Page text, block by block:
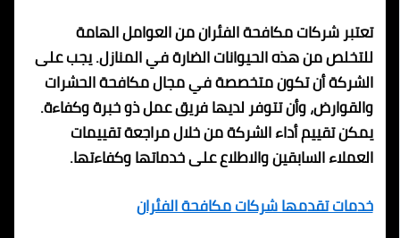
تعتبر شركات مكافحة الفئران من العوامل الهامة
للتخلص من هذه الحيوانات الضارة في المنازل. يجب على
الشركة أن تكون متخصصة في مجال مكافحة الحشرات
والقوارض، وأن تتوفر لديها فريق عمل ذو خبرة وكفاءة.
يمكن تقييم أداء الشركة من خلال مراجعة تقييمات
العملاء السابقين والاطلاع على خدماتها وكفاءتها.
خدمات تقدمها شركات مكافحة الفئران